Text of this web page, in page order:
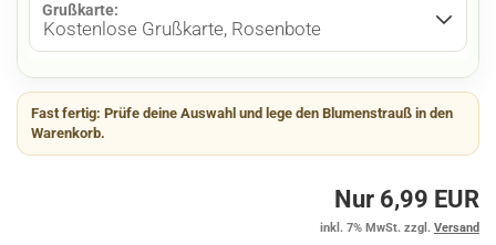
Grußkarte:
Fast fertig: Prüfe deine Auswahl und lege den Blumenstrauß in den
Warenkorb.
Nur 6,99 EUR
inkl. 7% MwSt. zzgl. Versand